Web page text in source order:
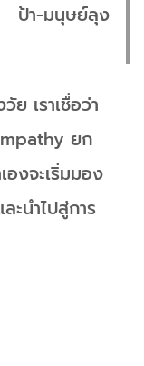
ป้า-มนุษย์ลุง
เราเชื่อว่า
ยก
งจะเริ่มมอง
ะนำไปสู่การ